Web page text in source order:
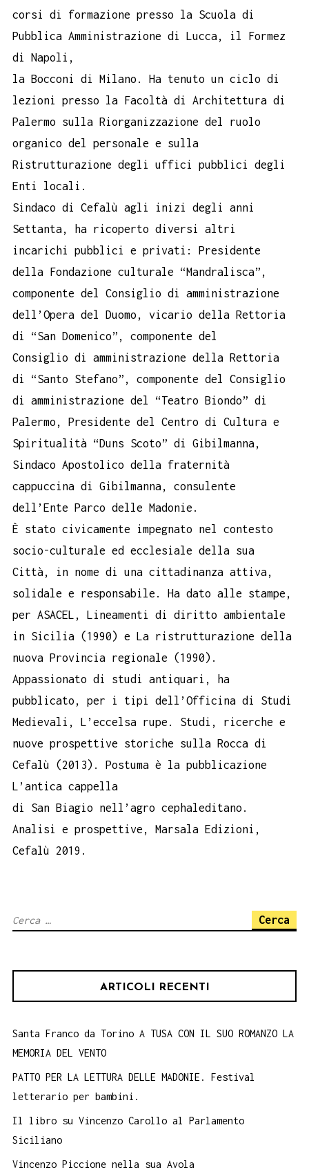
corsi di formazione presso la Scuola di
Pubblica Amministrazione di Lucca, il Formez
di Napoli,
la Bocconi di Milano. Ha tenuto un ciclo di
lezioni presso la Facoltà di Architettura di
Palermo sulla Riorganizzazione del ruolo
organico del personale e sulla
Ristrutturazione degli uffici pubblici degli
Enti locali.
Sindaco di Cefalù agli inizi degli anni
Settanta, ha ricoperto diversi altri
incarichi pubblici e privati: Presidente
della Fondazione culturale “Mandralisca”,
componente del Consiglio di amministrazione
dell’Opera del Duomo, vicario della Rettoria
di “San Domenico”, componente del
Consiglio di amministrazione della Rettoria
di “Santo Stefano”, componente del Consiglio
di amministrazione del “Teatro Biondo” di
Palermo, Presidente del Centro di Cultura e
Spiritualità “Duns Scoto” di Gibilmanna,
Sindaco Apostolico della fraternità
cappuccina di Gibilmanna, consulente
dell’Ente Parco delle Madonie.
È stato civicamente impegnato nel contesto
socio-culturale ed ecclesiale della sua
Città, in nome di una cittadinanza attiva,
solidale e responsabile. Ha dato alle stampe,
per ASACEL, Lineamenti di diritto ambientale
in Sicilia (1990) e La ristrutturazione della
nuova Provincia regionale (1990).
Appassionato di studi antiquari, ha
pubblicato, per i tipi dell’Officina di Studi
Medievali, L’eccelsa rupe. Studi, ricerche e
nuove prospettive storiche sulla Rocca di
Cefalù (2013). Postuma è la pubblicazione
L’antica cappella
di San Biagio nell’agro cephaleditano.
Analisi e prospettive, Marsala Edizioni,
Cefalù 2019.
Ricerca
ARTICOLI RECENTI
Santa Franco da Torino A TUSA CON IL SUO ROMANZO LA
MEMORIA DEL VENTO
PATTO PER LA LETTURA DELLE MADONIE. Festival
letterario per bambini.
Il libro su Vincenzo Carollo al Parlamento
Siciliano
Vincenzo Piccione nella sua Avola